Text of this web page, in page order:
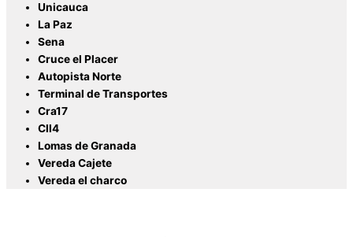
Unicauca
La Paz
Sena
Cruce el Placer
Autopista Norte
Terminal de Transportes
Cra17
Cll4
Lomas de Granada
Vereda Cajete
Vereda el charco